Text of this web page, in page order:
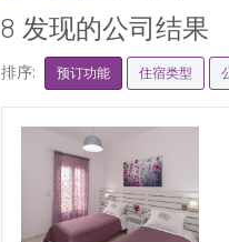
8 发现的公司结果
排序: 预订功能 住宿类型